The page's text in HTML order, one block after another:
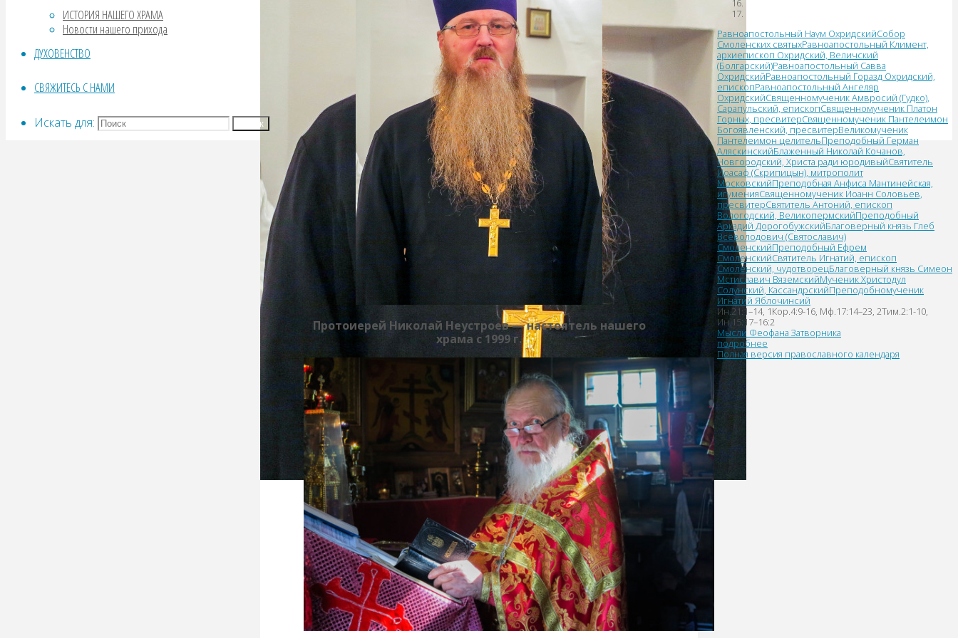
ИСТОРИЯ НАШЕГО ХРАМА
Новости нашего прихода
ДУХОВЕНСТВО
СВЯЖИТЕСЬ С НАМИ
Искать для: Поиск
Протоиерей Николай Неустроев — настоятель нашего
храма с 1999 г.
Равноапостольный Наум ОхридскийСобор
Смоленских святыхРавноапостольный Климент,
архиепископ Охридский, Величский
(Болгарский)Равноапостольный Савва
ОхридскийРавноапостольный Горазд Охридский,
епископРавноапостольный Ангеляр
ОхридскийСвященномученик Амвросий (Гудко),
Сарапульский, епископСвященномученик Платон
Горных, пресвитерСвященномученик Пантелеимон
Богоявленский, пресвитерВеликомученик
Пантелеимон целительПреподобный Герман
АляскинскийБлаженный Николай Кочанов,
Новгородский, Христа ради юродивыйСвятитель
Иоасаф (Скрипицын), митрополит
МосковскийПреподобная Анфиса Мантинейская,
игуменияСвященномученик Иоанн Соловьев,
пресвитерСвятитель Антоний, епископ
Вологодский, ВеликопермскийПреподобный
Аркадий ДорогобужскийБлаговерный князь Глеб
Всеволодович (Святославич)
СмоленскийПреподобный Ефрем
СмоленскийСвятитель Игнатий, епископ
Смоленский, чудотворецБлаговерный князь Симеон
Мстиславич ВяземскийМученик Христодул
Солунский, КассандрскийПреподобномученик
Игнатий Яблочинсий
Ин.21:1–14, 1Кор.4:9-16, Мф.17:14–23, 2Тим.2:1-10,
Ин.15:17–16:2
Мысли Феофана Затворника
подробнее
Полная версия православного календаря